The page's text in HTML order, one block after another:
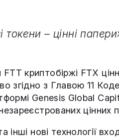
– цінні
FTT криптобіржі FTX
згідно з Главою 11
Genesis Global
цінних
інші нові технології